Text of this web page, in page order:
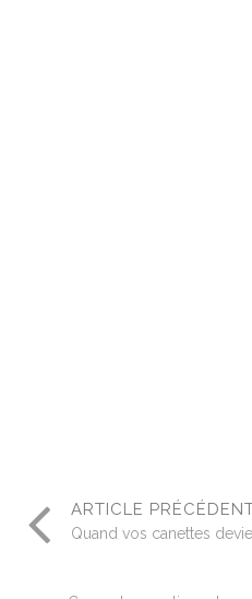
ARTICLE
Quand vos canettes